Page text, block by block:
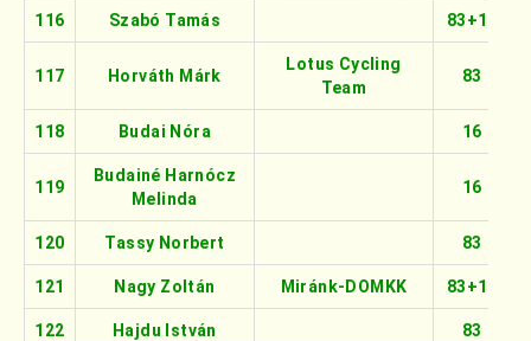
116 Szabó Tamás 83+16
117 Horváth Márk
Lotus Cycling
Team
83
118 Budai Nóra 16
119
Budainé Harnócz
Melinda
16
120 Tassy Norbert 83
121 Nagy Zoltán Miránk-DOMKK 83+16
122 Hajdu István 83